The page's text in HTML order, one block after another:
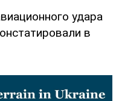
удара
в